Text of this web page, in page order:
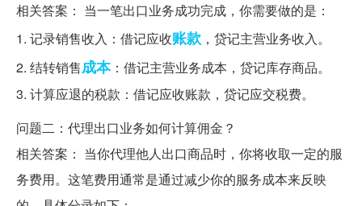
相关答案： 当一笔出口业务成功完成，你需要做的是：
1. 记录销售收入：借记应收账款 ，贷记主营业务收入。
2. 结转销售成本：借记主营业务成本，贷记库存商品。
3. 计算应退的税款：借记应收账款，贷记应交税费。
问题二：代理出口业务如何计算佣金？
相关答案： 当你代理他人出口商品时，你将收取一定的服
务费用。这笔费用通常是通过减少你的服务成本来反映